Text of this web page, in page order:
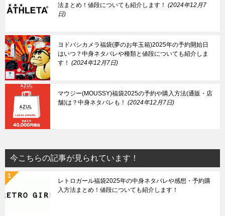
法まとめ！値段についても紹介します！
2024年12月7
日
ヨドバシカメラ福袋(夢のお年玉箱)2025年の予約開始日
はいつ？中身ネタバレや種類と値段についても紹介しま
す！
2024年12月7日
マウジー(MOUSSY)福袋2025の予約や購入方法(通販・店
舗)は？中身ネタバレも！
2024年12月7日
今こちらの記事が見られています！
レトロガール福袋2025年の中身ネタバレや感想・予約購
入方法まとめ！値段についても紹介します！